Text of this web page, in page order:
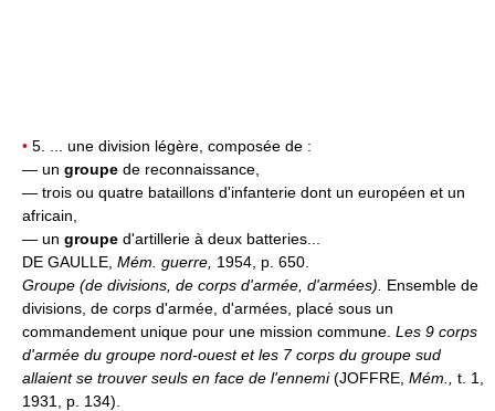
• 5. ... une division légère, composée de :
— un groupe de reconnaissance,
— trois ou quatre bataillons d'infanterie dont un européen et un
africain,
— un groupe d'artillerie à deux batteries...
DE GAULLE, Mém. guerre, 1954, p. 650.
Groupe (de divisions, de corps d'armée, d'armées). Ensemble de
divisions, de corps d'armée, d'armées, placé sous un
commandement unique pour une mission commune. Les 9 corps
d'armée du groupe nord-ouest et les 7 corps du groupe sud
allaient se trouver seuls en face de l'ennemi(JOFFRE, Mém., t. 1,
1931, p. 134).